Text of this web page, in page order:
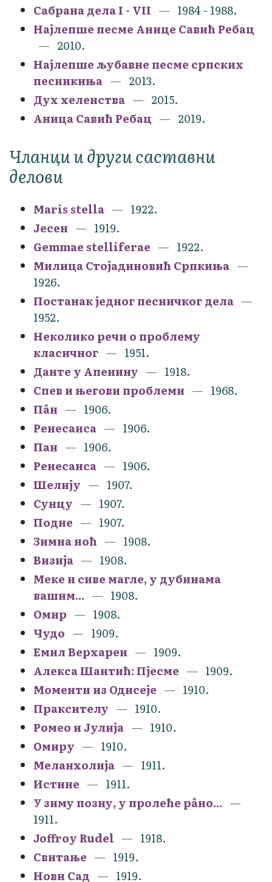
Сабрана дела I - VII
1984 - 1988.
Најлепше песме Анице Савић Ребац
2010.
Најлепше љубавне песме српских
песникиња
2013.
Дух хеленства
2015.
Аница Савић Ребац
2019.
Чланци и други саставни
делови
Maris stella
1922.
Јесен
1919.
Gemmae stelliferae
1922.
Милица Стојадиновић Српкиња
1926.
Постанак једног песничког дела
1952.
Неколико речи о проблему
класичног
1951.
Данте у Апенину
1918.
Спев и његови проблеми
1968.
Пâн
1906.
Ренесанса
1906.
Пан
1906.
Ренесанса
1906.
Шелију
1907.
Сунцу
1907.
Подне
1907.
Зимна ноћ
1908.
Визија
1908.
Меке и сиве магле, у дубинама
вашим...
1908.
Омир
1908.
Чудо
1909.
Емил Верхарен
1909.
Алекса Шантић: Пјесме
1909.
Моменти из Одисеје
1910.
Праксителу
1910.
Ромео и Јулија
1910.
Омиру
1910.
Меланхолија
1911.
Истине
1911.
У зиму позну, у пролеће рâно...
1911.
Joffroy Rudel
1918.
Свитање
1919.
Нови Сад
1919.